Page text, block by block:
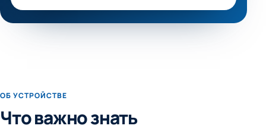
ОБ УСТРОЙСТВЕ
Что важно знать